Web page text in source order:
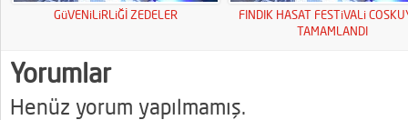
GüVENiLiRLiĞİ ZEDELER
FINDIK HASAT FESTiVALi
TAMAMLANDI
Yorumlar
Henüz yorum yapılmamış.